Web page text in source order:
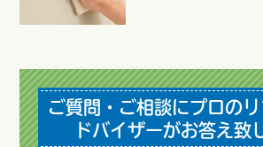
ご質問・ご相談にプロの
ドバイザーがお答え致